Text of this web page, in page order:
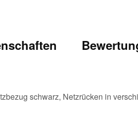
schwarz, Netzrücken in